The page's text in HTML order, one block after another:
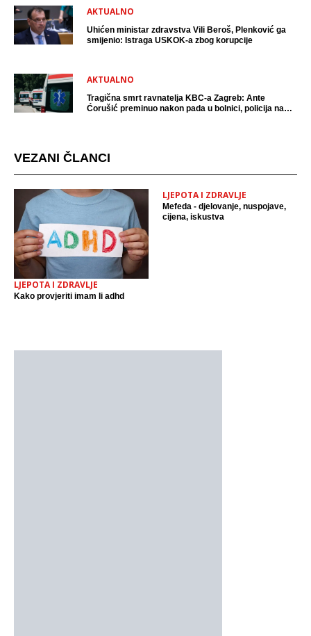
AKTUALNO
Uhićen ministar zdravstva Vili Beroš, Plenković ga
smijenio: Istraga USKOK-a zbog korupcije
AKTUALNO
Tragična smrt ravnatelja KBC-a Zagreb: Ante
Ćorušić preminuo nakon pada u bolnici, policija na
VEZANI ČLANCI
LJEPOTA I ZDRAVLJE
Kako provjeriti imam li adhd
LJEPOTA I ZDRAVLJE
Mefeda - djelovanje, nuspojave,
cijena, iskustva